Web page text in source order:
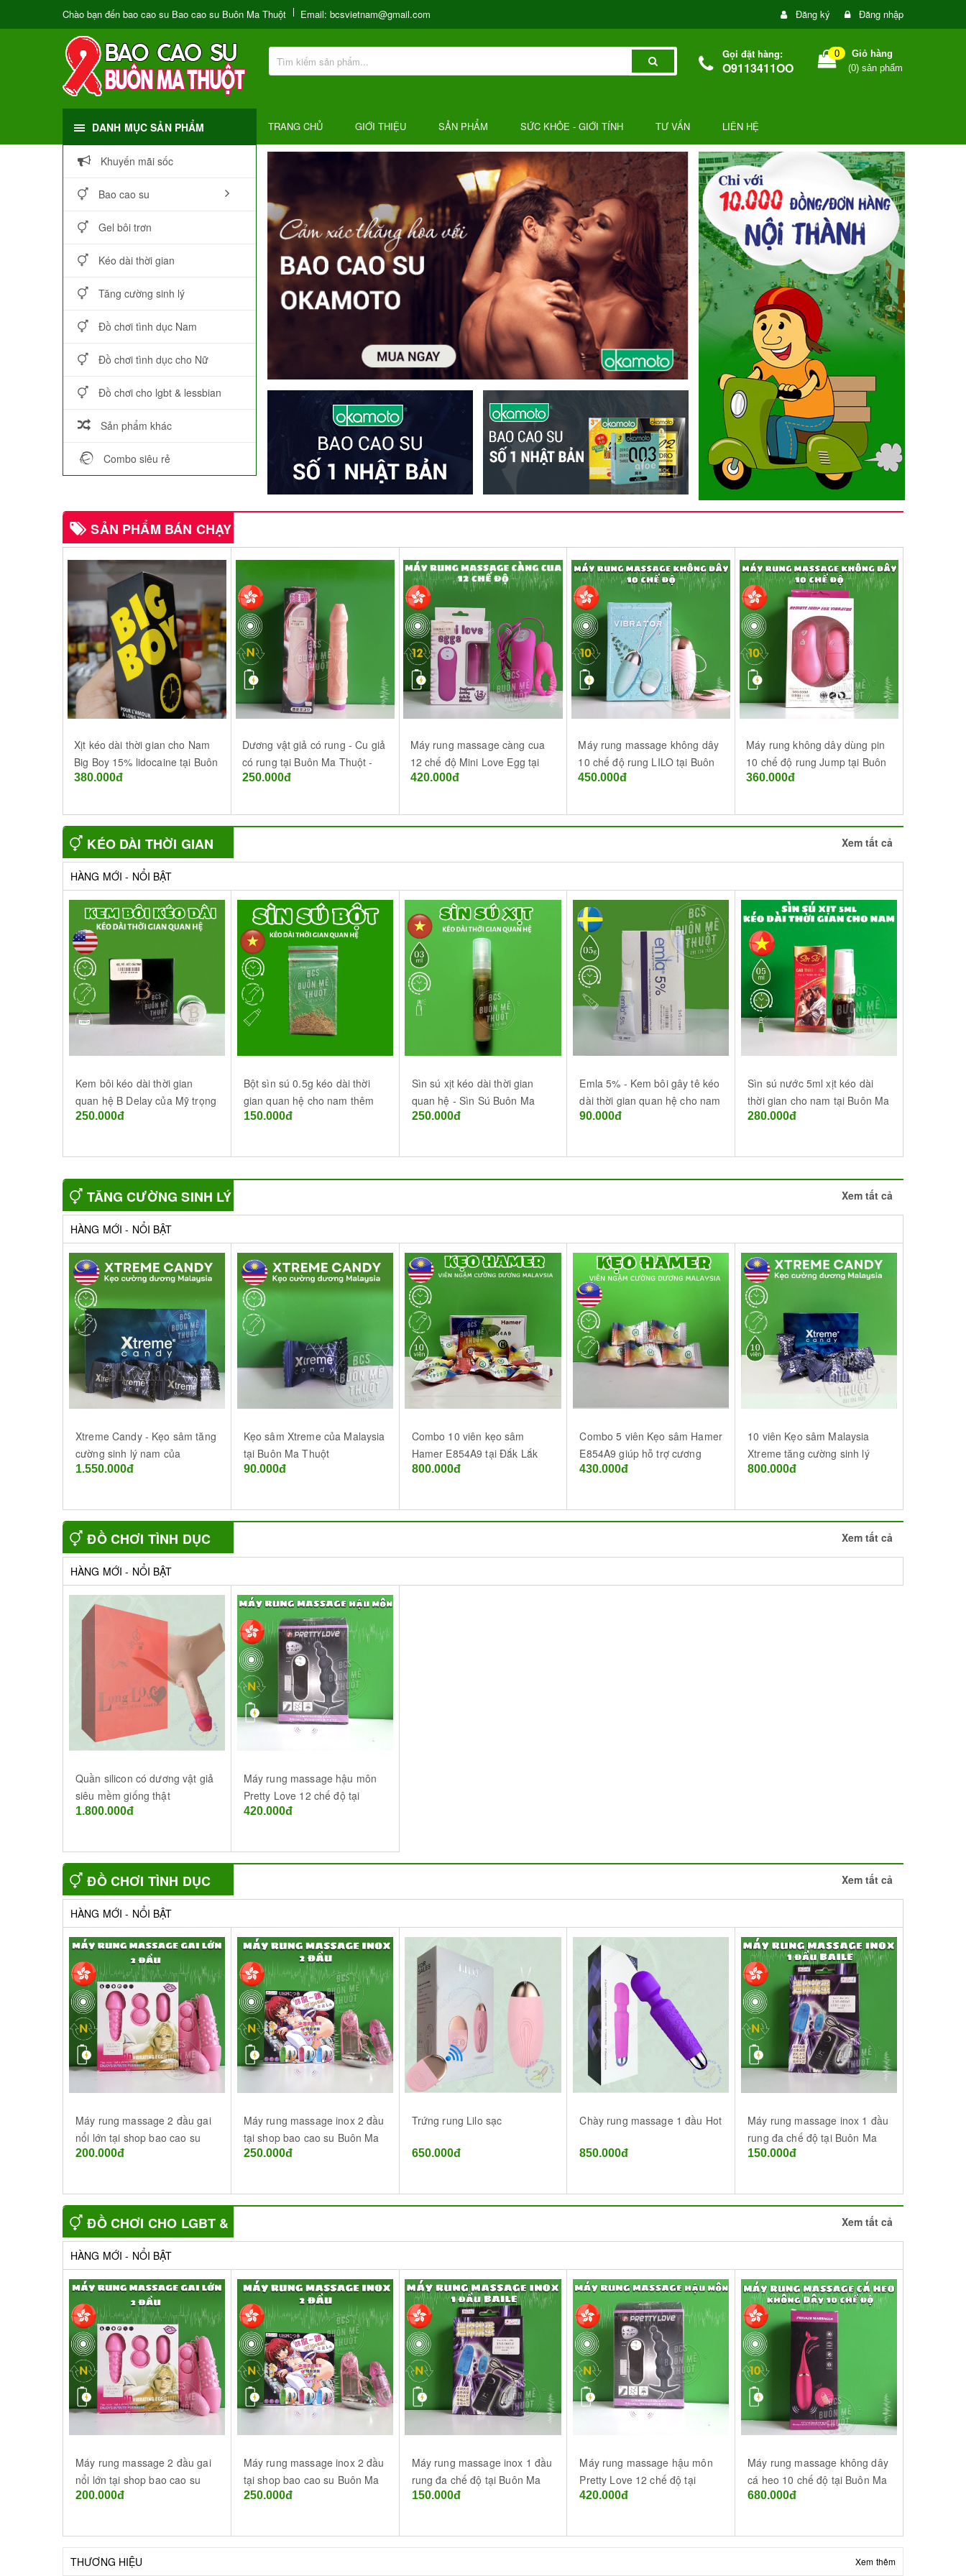
Chào bạn đến bao cao su Bao cao su Buôn Ma Thuột Email: bcsvietnam@gmail.com Đăng ký Đăng nhập
Gọi đặt hàng:
O9113411OO
0
Giỏ hàng
(0) sản phẩm
DANH MỤC SẢN PHẨM
Khuyến mãi sốc
Bao cao su
Gel bôi trơn
Kéo dài thời gian
Tăng cường sinh lý
Đồ chơi tình dục Nam
Đồ chơi tình dục cho Nữ
Đồ chơi cho lgbt & lessbian
Sản phẩm khác
Combo siêu rẻ
TRANG CHỦ GIỚI THIỆU SẢN PHẨM SỨC KHỎE - GIỚI TÍNH TƯ VẤN LIÊN HỆ
SẢN PHẨM BÁN CHẠY
Xịt kéo dài thời gian cho Nam
Big Boy 15% lidocaine tại Buôn
Ma Thuột - Đắk Lắk
380.000đ
Dương vật giả có rung - Cu giả
có rung tại Buôn Ma Thuột -
Đắk Lắk
250.000đ
Máy rung massage càng cua
12 chế độ Mini Love Egg tại
Bao cao su Buôn Ma Thuột -
420.000đ
Máy rung massage không dây
10 chế độ rung LILO tại Buôn
Mê Thuột (BMT) - Đắk Lắk
450.000đ
Máy rung không dây dùng pin
10 chế độ rung Jump tại Buôn
Ma Thuột (BMT) - Đắk Lắk
360.000đ
KÉO DÀI THỜI GIAN Xem tất cả
HÀNG MỚI - NỔI BẬT
Kem bôi kéo dài thời gian
quan hệ B Delay của Mỹ trọng
lượng 5g
250.000đ
Bột sìn sú 0.5g kéo dài thời
gian quan hệ cho nam thêm
20 đến 30 phút
150.000đ
Sìn sú xịt kéo dài thời gian
quan hệ - Sìn Sú Buôn Ma
Thuột Daklak
250.000đ
Emla 5% - Kem bôi gây tê kéo
dài thời gian quan hệ cho nam
giới của Thụy Điển
90.000đ
Sìn sú nước 5ml xịt kéo dài
thời gian cho nam tại Buôn Ma
Thuột Đắk Lắk
280.000đ
TĂNG CƯỜNG SINH LÝ Xem tất cả
HÀNG MỚI - NỔI BẬT
Xtreme Candy - Kẹo sâm tăng
cường sinh lý nam của
Malaysia hộp 30 viên
1.550.000đ
Kẹo sâm Xtreme của Malaysia
tại Buôn Ma Thuột
90.000đ
Combo 10 viên kẹo sâm
Hamer E854A9 tại Đắk Lắk
800.000đ
Combo 5 viên Kẹo sâm Hamer
E854A9 giúp hỗ trợ cương
dương tại Buôn Ma Thuột
430.000đ
10 viên Kẹo sâm Malaysia
Xtreme tăng cường sinh lý
nam tại Buôn Ma Thuột
800.000đ
ĐỒ CHƠI TÌNH DỤC
NAM
Xem tất cả
HÀNG MỚI - NỔI BẬT
Quần silicon có dương vật giả
siêu mềm giống thật
1.800.000đ
Máy rung massage hậu môn
Pretty Love 12 chế độ tại
Buôn Ma Thuột (BMT) - Đắk
420.000đ
ĐỒ CHƠI TÌNH DỤC
CHO NỮ
Xem tất cả
HÀNG MỚI - NỔI BẬT
Máy rung massage 2 đầu gai
nổi lớn tại shop bao cao su
BMT Đắk Lắk
200.000đ
Máy rung massage inox 2 đầu
tại shop bao cao su Buôn Ma
Thuột - Đắk Lắk
250.000đ
Trứng rung Lilo sạc
650.000đ
Chày rung massage 1 đầu Hot
850.000đ
Máy rung massage inox 1 đầu
rung đa chế độ tại Buôn Ma
Thuột (BMT) - Đắk Lắk
150.000đ
ĐỒ CHƠI CHO LGBT &
LESSBIAN
Xem tất cả
HÀNG MỚI - NỔI BẬT
Máy rung massage 2 đầu gai
nổi lớn tại shop bao cao su
BMT Đắk Lắk
200.000đ
Máy rung massage inox 2 đầu
tại shop bao cao su Buôn Ma
Thuột - Đắk Lắk
250.000đ
Máy rung massage inox 1 đầu
rung đa chế độ tại Buôn Ma
Thuột (BMT) - Đắk Lắk
150.000đ
Máy rung massage hậu môn
Pretty Love 12 chế độ tại
Buôn Ma Thuột (BMT) - Đắk
420.000đ
Máy rung massage không dây
cá heo 10 chế độ tại Buôn Ma
Thuột (BMT) - Đắk Lắk
680.000đ
THƯƠNG HIỆU Xem thêm